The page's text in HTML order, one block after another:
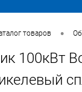
товаров •
100кВт